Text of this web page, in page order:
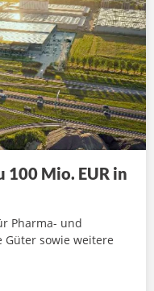
Mio. EUR in
Pharma- und
sowie weitere